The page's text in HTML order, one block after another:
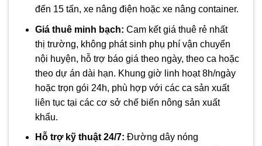
đến 15 tấn, xe nâng điện hoặc xe nâng container.
Giá thuê minh bạch: Cam kết giá thuê rẻ nhất
thị trường, không phát sinh phụ phí vận chuyển
nội huyện, hỗ trợ báo giá theo ngày, theo ca hoặc
theo dự án dài hạn. Khung giờ linh hoạt 8h/ngày
hoặc trọn gói 24h, phù hợp với các ca sản xuất
liên tục tại các cơ sở chế biến nông sản xuất
khẩu.
Hỗ trợ kỹ thuật 24/7: Đường dây nóng